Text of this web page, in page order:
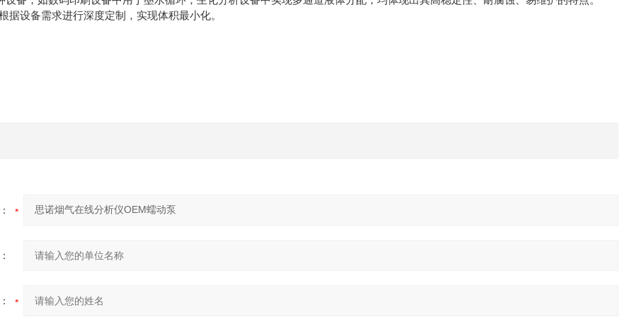
据设备需求进行深度定制，实现体积最小化。